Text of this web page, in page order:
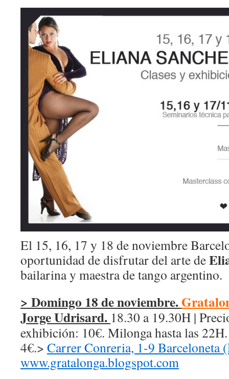
El 15, 16, 17 y 18 de noviembre
oportunidad de disfrutar del arte de
bailarina y maestra de tango argentino.
> Domingo 18 de noviembre.
Jorge Udrisard. 18.30 a 19.30H |
exhibición: 10€. Milonga hasta las
4€.> Carrer Conreria, 1-9 Barceloneta
www.gratalonga.blogspot.com